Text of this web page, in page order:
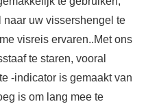
uw vissershengel te
visreis ervaren..Met ons
te staren, vooral
-indicator is gemaakt van
is om lang mee te